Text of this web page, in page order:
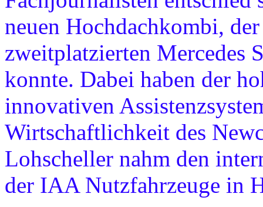
neuen Hochdachkombi,
zweitplatzierten Mercedes
konnte. Dabei haben der
innovativen
Wirtschaftlichkeit des
Lohscheller nahm den
der IAA Nutzfahrzeuge in